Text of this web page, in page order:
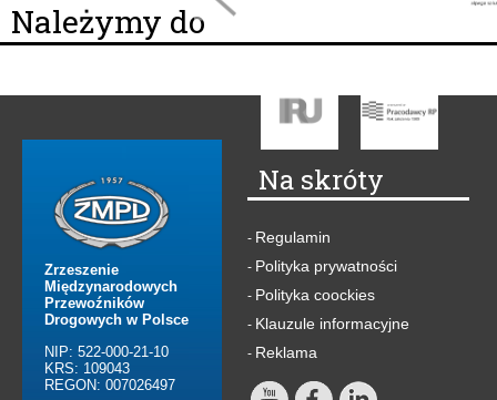
Należymy do
Zrzeszenie
Międzynarodowych
Przewoźników
Drogowych w Polsce
NIP: 522-000-21-10
KRS: 109043
REGON: 007026497
Na skróty
- Regulamin
- Polityka prywatności
- Polityka coockies
- Klauzule informacyjne
- Reklama